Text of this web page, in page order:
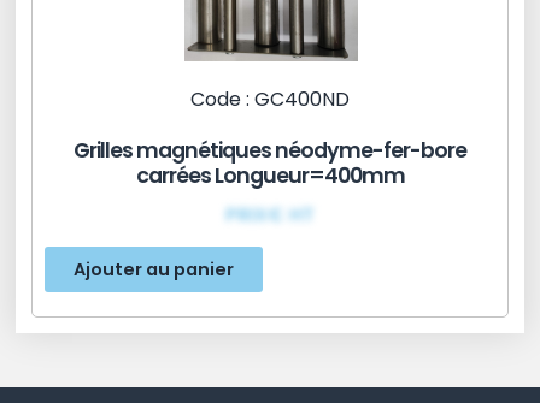
Code : GC400ND
Grilles magnétiques néodyme-fer-bore
carrées Longueur=400mm
PRIX€ HT
Ajouter au panier